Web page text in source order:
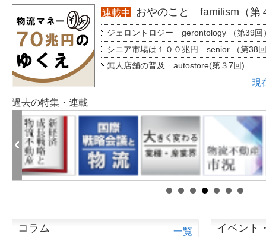
連載中 おやのこと familism（第
ジェロントロジー gerontology （第39回
シニア市場は１００兆円 senior （第38
無人店舗の普及 autostore(第３7回)
現
過去の特集・連載
コラム 一覧 イベント